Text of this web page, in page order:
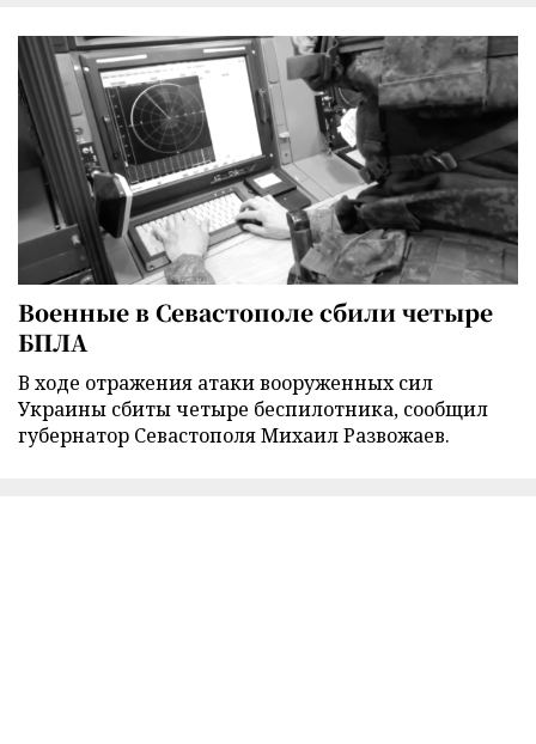
Военные в Севастополе сбили четыре
БПЛА
В ходе отражения атаки вооруженных сил
Украины сбиты четыре беспилотника, сообщил
губернатор Севастополя Михаил Развожаев.